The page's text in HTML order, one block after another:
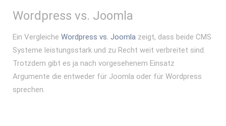
Wordpress vs. Joomla
Ein Vergleiche Wordpress vs. Joomla zeigt, dass beide CMS
Systeme leistungsstark und zu Recht weit verbreitet sind.
Trotzdem gibt es ja nach vorgesehenem Einsatz
Argumente die entweder für Joomla oder für Wordpress
sprechen.